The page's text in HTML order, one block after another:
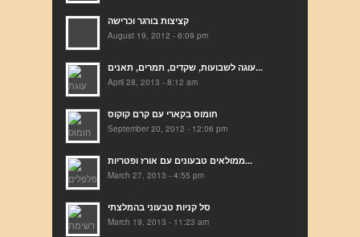
קציצות בורגר וכרישה
August 19, 2012 - 6:09 pm
עוגה לשבועות, שקדים, תמרים, תאנים...
April 28, 2013 - 8:12 am
חומוס בקארי עם קרם קוקוס
September 20, 2012 - 12:06 pm
ממולאים טבעונים עם אורז ופטריות...
March 27, 2013 - 4:55 pm
סל קניות טבעוני בהמלצתי
March 19, 2013 - 11:23 am